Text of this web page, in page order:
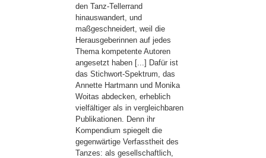
den Tanz-Tellerrand
hinauswandert, und
maßgeschneidert, weil die
Herausgeberinnen auf jedes
Thema kompetente Autoren
angesetzt haben [...] Dafür ist
das Stichwort-Spektrum, das
Annette Hartmann und Monika
Woitas abdecken, erheblich
vielfältiger als in vergleichbaren
Publikationen. Denn ihr
Kompendium spiegelt die
gegenwärtige Verfasstheit des
Tanzes: als gesellschaftlich,